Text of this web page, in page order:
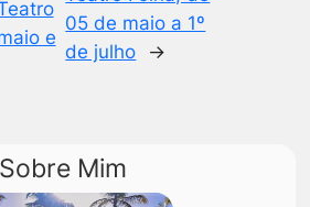
e
05 de maio a 1º
de julho
→
Sobre Mim